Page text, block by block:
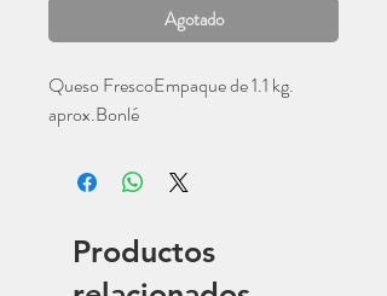
Agotado
Queso FrescoEmpaque de 1.1 kg.
aprox.Bonlé
Productos